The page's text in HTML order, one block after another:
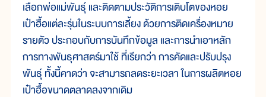
เลือกพ่อแม่พันธุ์ และติดตามประวัติการเติบโตของหอย
เป๋าฮื้อแต่ละรุ่นในระบบการเลี้ยง ด้วยการติดเครื่องหมาย
รายตัว ประกอบกับการบันทึกข้อมูล และการนำเอาหลัก
การทางพันธุศาสตร์มาใช้ ที่เรียกว่า การคัดและปรับปรุง
พันธุ์ ทั้งนี้คาดว่า จะสามารถลดระยะเวลา ในการผลิตหอย
เป๋าฮื้อขนาดตลาดลงจากเดิม